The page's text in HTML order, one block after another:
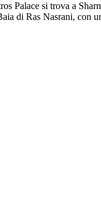
Palace si trova a
di Ras Nasrani, con